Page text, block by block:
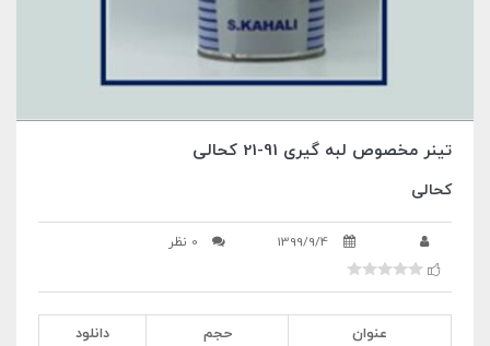
تینر مخصوص لبه گیری 91-21 کحالی
کحالی
1399/9/4 0 نظر
عنوان حجم
دانلود